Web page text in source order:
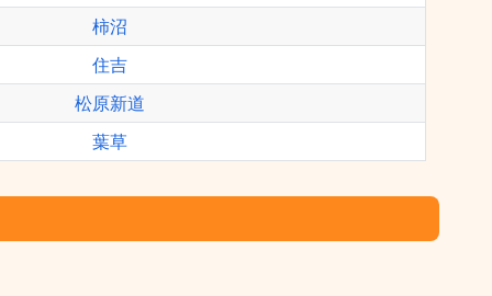
柿沼
住吉
松原新道
葉草